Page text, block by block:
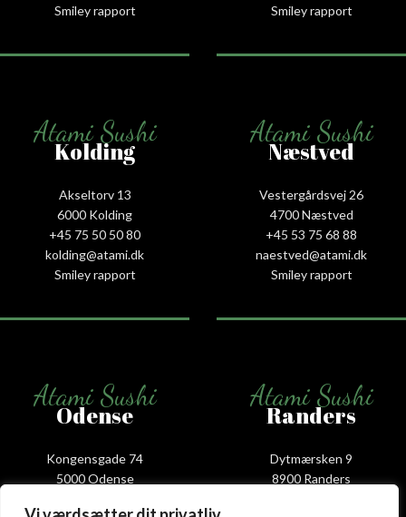
Smiley rapport
Smiley rapport
Atami Sushi
Kolding
Akseltorv 13
6000 Kolding
+45 75 50 50 80
kolding@atami.dk
Smiley rapport
Atami Sushi
Næstved
Vestergårdsvej 26
4700 Næstved
+45 53 75 68 88
naestved@atami.dk
Smiley rapport
Atami Sushi
Odense
Kongensgade 74
5000 Odense
Atami Sushi
Randers
Dytmærsken 9
8900 Randers